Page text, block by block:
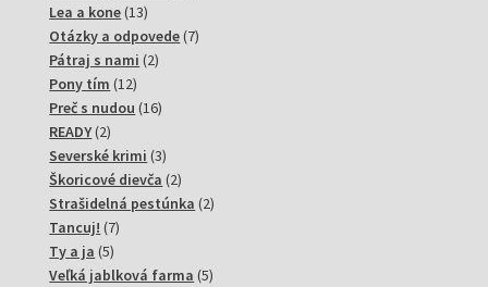
Lea a kone 1313
produktov
Otázky a odpovede 77
Pátraj s nami 22
Pony tím 1212
produktov
Preč s nudou 1616
READY 22
produkty
Severské krimi 33
produkty
Škoricové dievča 22
produkty
Strašidelná pestúnka 22
Tancuj! 77
Ty a ja 55
produktov
Veľká jablková farma 55